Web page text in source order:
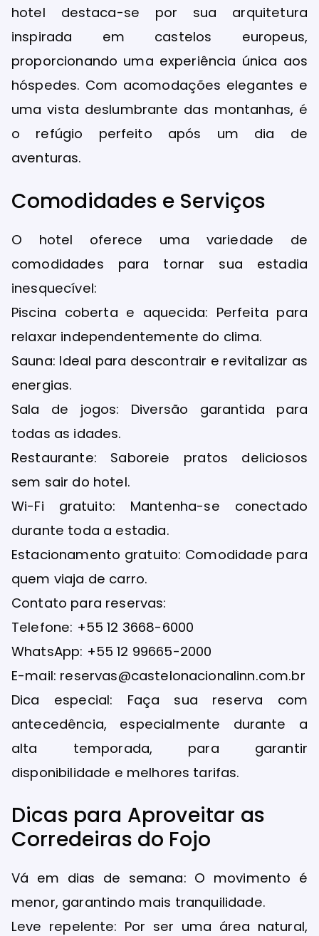
hotel destaca-se por sua arquitetura
inspirada em castelos europeus,
proporcionando uma experiência única aos
hóspedes. Com acomodações elegantes e
uma vista deslumbrante das montanhas, é
o refúgio perfeito após um dia de
aventuras.
Comodidades e Serviços
O hotel oferece uma variedade de
comodidades para tornar sua estadia
inesquecível:
Piscina coberta e aquecida: Perfeita para
relaxar independentemente do clima.
Sauna: Ideal para descontrair e revitalizar as
energias.
Sala de jogos: Diversão garantida para
todas as idades.
Restaurante: Saboreie pratos deliciosos
sem sair do hotel.
Wi-Fi gratuito: Mantenha-se conectado
durante toda a estadia.
Estacionamento gratuito: Comodidade para
quem viaja de carro.
Contato para reservas:
Telefone: +55 12 3668-6000
WhatsApp: +55 12 99665-2000
E-mail: reservas@castelonacionalinn.com.br
Dica especial: Faça sua reserva com
antecedência, especialmente durante a
alta temporada, para garantir
disponibilidade e melhores tarifas.
Dicas para Aproveitar as
Corredeiras do Fojo
Vá em dias de semana: O movimento é
menor, garantindo mais tranquilidade.
Leve repelente: Por ser uma área natural,